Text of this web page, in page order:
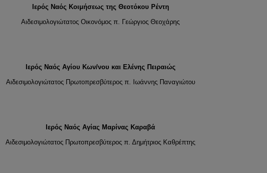
Ιερός Ναός Κοιμήσεως της Θεοτόκου Ρέντη
Αιδεσιμολογιώτατος Οικονόμος π. Γεώργιος Θεοχάρης
Ιερός Ναός Αγίου Κων/νου και Ελένης Πειραιώς
Αιδεσιμολογιώτατος Πρωτοπρεσβύτερος π. Ιωάννης Παναγιώτου
Ιερός Ναός Αγίας Μαρίνας Καραβά
Αιδεσιμολογιώτατος Πρωτοπρεσβύτερος π. Δημήτριος Καθρέπτης